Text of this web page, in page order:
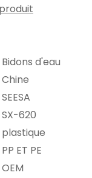
Bidons d'eau
Chine
SEESA
SX-620
plastique
PP ET PE
OEM